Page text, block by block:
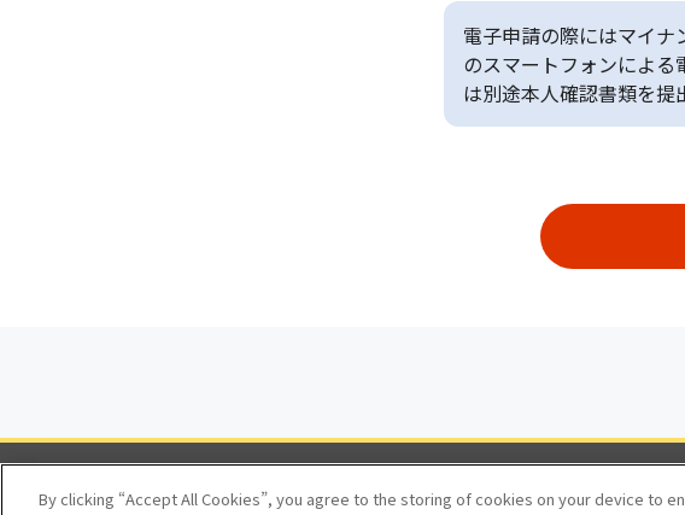
電子申請の際にはマイ
のスマートフォンによ
は別途本人確認書類を提
動作環境
By clicking “Accept All Cookies”, you agree to the storing of cookies on your device to